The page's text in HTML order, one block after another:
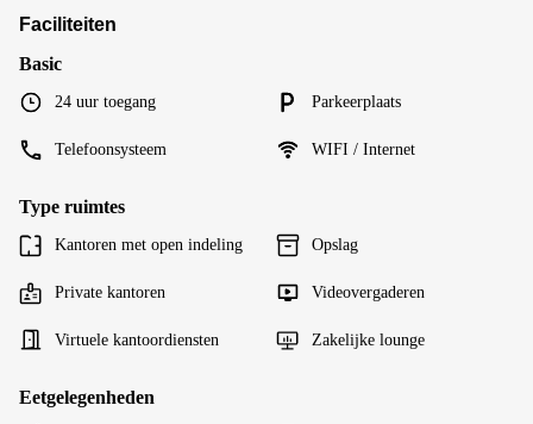
Faciliteiten
Basic
24 uur toegang Parkeerplaats
Telefoonsysteem WIFI / Internet
Type ruimtes
Kantoren met open indeling Opslag
Private kantoren Videovergaderen
Virtuele kantoordiensten Zakelijke lounge
Eetgelegenheden